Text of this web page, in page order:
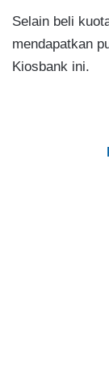
Selain beli
mendapatkan
Kiosbank ini.